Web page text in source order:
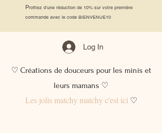
Profitez d'une réduction de 10% sur votre première
commande avec le code BIENVENUE10
Log In
♡ Créations de douceurs pour les minis et
leurs mamans ♡
Les jolis matchy matchy c'est ici♡